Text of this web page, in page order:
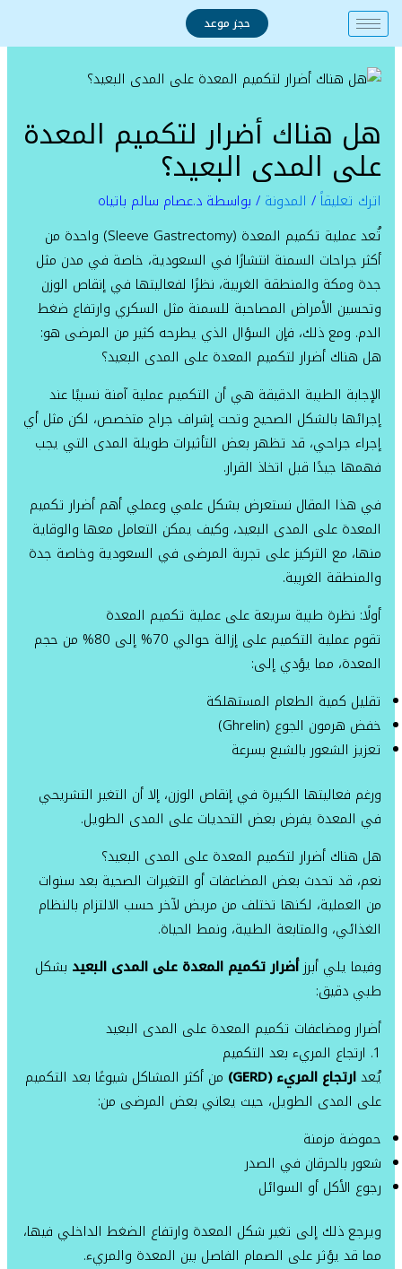
تخطي
إلى
حجز موعد
هل هناك أضرار لتكميم المعدة
على المدى البعيد؟
اترك تعليقاً/ المدونة / بواسطة د.عصام سالم باتياه
تُعد عملية تكميم المعدة (Sleeve Gastrectomy) واحدة من
أكثر جراحات السمنة انتشارًا في السعودية، خاصة في مدن مثل
جدة ومكة والمنطقة الغربية، نظرًا لفعاليتها في إنقاص الوزن
وتحسين الأمراض المصاحبة للسمنة مثل السكري وارتفاع ضغط
الدم. ومع ذلك، فإن السؤال الذي يطرحه كثير من المرضى هو:
هل هناك أضرار لتكميم المعدة على المدى البعيد؟
الإجابة الطبية الدقيقة هي أن التكميم عملية آمنة نسبيًا عند
إجرائها بالشكل الصحيح وتحت إشراف جراح متخصص، لكن مثل أي
إجراء جراحي، قد تظهر بعض التأثيرات طويلة المدى التي يجب
فهمها جيدًا قبل اتخاذ القرار.
في هذا المقال نستعرض بشكل علمي وعملي أهم أضرار تكميم
المعدة على المدى البعيد، وكيف يمكن التعامل معها والوقاية
منها، مع التركيز على تجربة المرضى في السعودية وخاصة جدة
والمنطقة الغربية.
أولًا: نظرة طبية سريعة على عملية تكميم المعدة
تقوم عملية التكميم على إزالة حوالي 70% إلى 80% من حجم
المعدة، مما يؤدي إلى:
تقليل كمية الطعام المستهلكة
خفض هرمون الجوع (Ghrelin)
تعزيز الشعور بالشبع بسرعة
ورغم فعاليتها الكبيرة في إنقاص الوزن، إلا أن التغير التشريحي
في المعدة يفرض بعض التحديات على المدى الطويل.
هل هناك أضرار لتكميم المعدة على المدى البعيد؟
نعم، قد تحدث بعض المضاعفات أو التغيرات الصحية بعد سنوات
من العملية، لكنها تختلف من مريض لآخر حسب الالتزام بالنظام
الغذائي، والمتابعة الطبية، ونمط الحياة.
وفيما يلي أبرزأضرار تكميم المعدة على المدى البعيد بشكل
طبي دقيق:
أضرار ومضاعفات تكميم المعدة على المدى البعيد
1. ارتجاع المريء بعد التكميم
يُعدارتجاع المريء (GERD)
من أكثر المشاكل شيوعًا بعد التكميم
على المدى الطويل، حيث يعاني بعض المرضى من:
حموضة مزمنة
شعور بالحرقان في الصدر
رجوع الأكل أو السوائل
ويرجع ذلك إلى تغير شكل المعدة وارتفاع الضغط الداخلي فيها،
مما قد يؤثر على الصمام الفاصل بين المعدة والمريء.